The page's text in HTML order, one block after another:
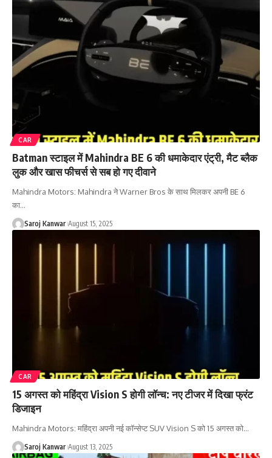
CAR
Batman स्टाइल में Mahindra BE 6 की धमाकेदार एंट्री, मैट ब्लैक
लुक और खास फीचर्स से सब हो गए दीवाने
Mahindra Motors: Mahindra ने Warner Bros के साथ मिलकर अपनी BE 6
का…
Saroj Kanwar August 15, 2025
CAR
15 अगस्त को महिंद्रा Vision S होगी लॉन्च: नए टीजर में दिखा फ्रंट
डिजाइन
Mahindra Motors: महिंद्रा अपनी नई कॉन्सेप्ट SUV Vision S को 15 अगस्त को…
Saroj Kanwar August 13, 2025